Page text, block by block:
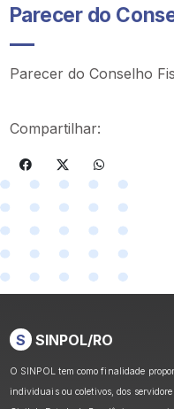
Parecer do
Parecer do Conselho
Compartilhar:
S SINPOL/RO
O SINPOL tem como finalidade
individuais ou coletivos, dos